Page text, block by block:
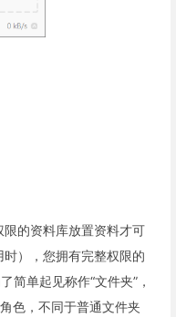
限的资料库放置资料才可
），您拥有完整权限的
简单起见称作“文件夹”，
色，不同于普通文件夹